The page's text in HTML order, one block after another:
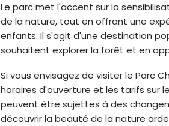
Le parc met l'accent sur la
de la nature, tout en offrant une
enfants. Il s'agit d'une destination
souhaitent explorer la forêt et en
Si vous envisagez de visiter le Parc
horaires d'ouverture et les tarifs sur
peuvent être sujettes à des
découvrir la beauté de la nature